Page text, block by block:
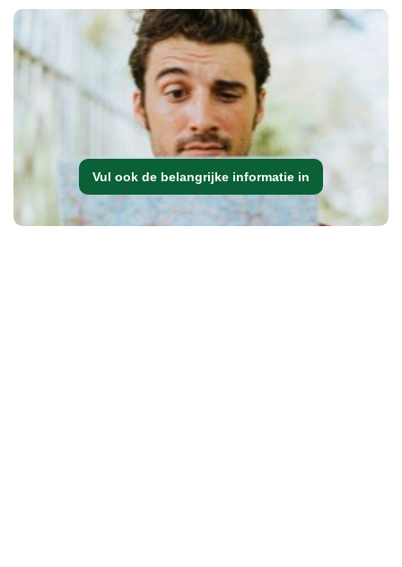
Vul ook de belangrijke informatie in